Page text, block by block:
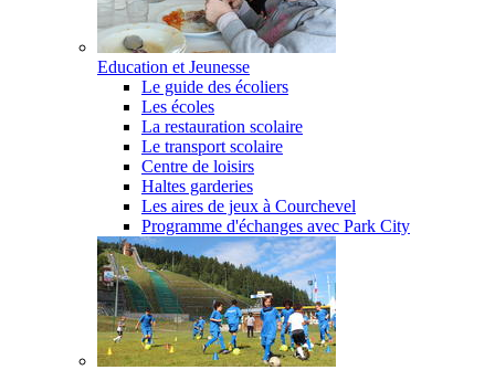
Education et Jeunesse
Le guide des écoliers
Les écoles
La restauration scolaire
Le transport scolaire
Centre de loisirs
Haltes garderies
Les aires de jeux à Courchevel
Programme d'échanges avec Park City